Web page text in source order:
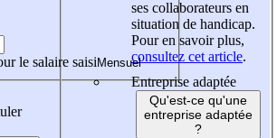
le salaire saisi
ses collaborateurs en
situation de handicap.
Pour en savoir plus,
consultez cet article.
Entreprise adaptée
Qu'est-ce qu'une
entreprise adaptée
?